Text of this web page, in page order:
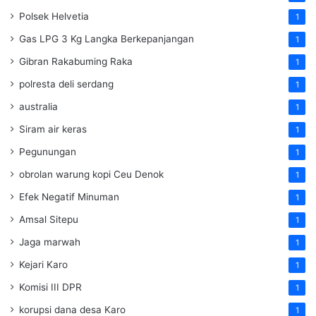
Polsek Helvetia 1
Gas LPG 3 Kg Langka Berkepanjangan 1
Gibran Rakabuming Raka 1
polresta deli serdang 1
australia 1
Siram air keras 1
Pegunungan 1
obrolan warung kopi Ceu Denok 1
Efek Negatif Minuman 1
Amsal Sitepu 1
Jaga marwah 1
Kejari Karo 1
Komisi III DPR 1
korupsi dana desa Karo 1